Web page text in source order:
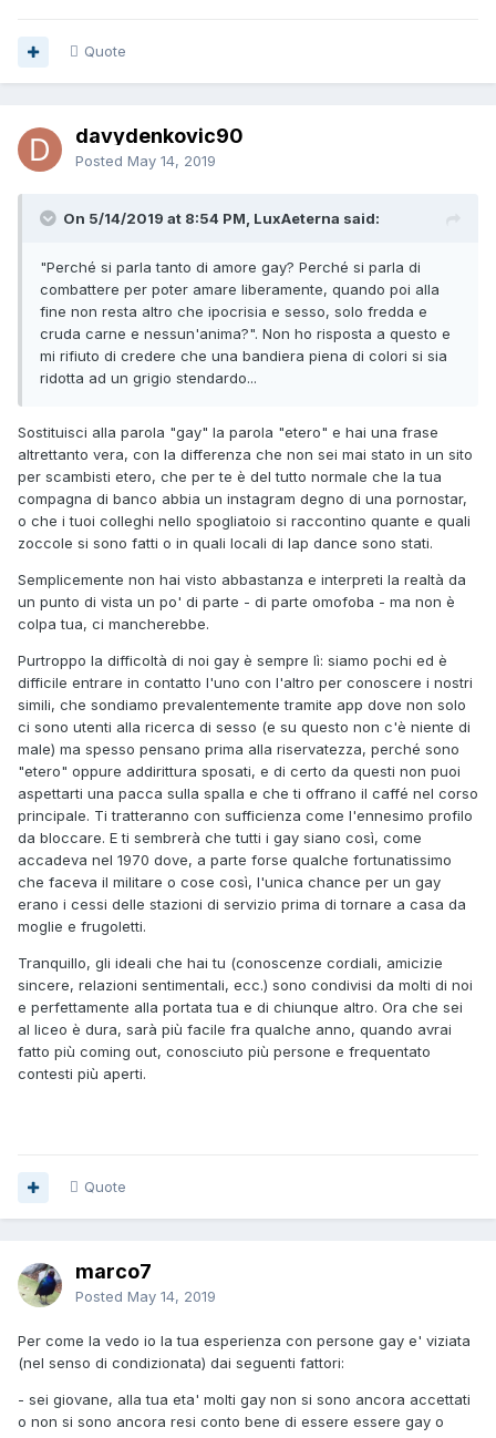
Quote
davydenkovic90
Posted May 14, 2019
On 5/14/2019 at 8:54 PM, LuxAeterna said:
"Perché si parla tanto di amore gay? Perché si parla di
combattere per poter amare liberamente, quando poi alla
fine non resta altro che ipocrisia e sesso, solo fredda e
cruda carne e nessun'anima?". Non ho risposta a questo e
mi rifiuto di credere che una bandiera piena di colori si sia
ridotta ad un grigio stendardo...
Sostituisci alla parola "gay" la parola "etero" e hai una frase
altrettanto vera, con la differenza che non sei mai stato in un sito
per scambisti etero, che per te è del tutto normale che la tua
compagna di banco abbia un instagram degno di una pornostar,
o che i tuoi colleghi nello spogliatoio si raccontino quante e quali
zoccole si sono fatti o in quali locali di lap dance sono stati.
Semplicemente non hai visto abbastanza e interpreti la realtà da
un punto di vista un po' di parte - di parte omofoba - ma non è
colpa tua, ci mancherebbe.
Purtroppo la difficoltà di noi gay è sempre lì: siamo pochi ed è
difficile entrare in contatto l'uno con l'altro per conoscere i nostri
simili, che sondiamo prevalentemente tramite app dove non solo
ci sono utenti alla ricerca di sesso (e su questo non c'è niente di
male) ma spesso pensano prima alla riservatezza, perché sono
"etero" oppure addirittura sposati, e di certo da questi non puoi
aspettarti una pacca sulla spalla e che ti offrano il caffé nel corso
principale. Ti tratteranno con sufficienza come l'ennesimo profilo
da bloccare. E ti sembrerà che tutti i gay siano così, come
accadeva nel 1970 dove, a parte forse qualche fortunatissimo
che faceva il militare o cose così, l'unica chance per un gay
erano i cessi delle stazioni di servizio prima di tornare a casa da
moglie e frugoletti.
Tranquillo, gli ideali che hai tu (conoscenze cordiali, amicizie
sincere, relazioni sentimentali, ecc.) sono condivisi da molti di noi
e perfettamente alla portata tua e di chiunque altro. Ora che sei
al liceo è dura, sarà più facile fra qualche anno, quando avrai
fatto più coming out, conosciuto più persone e frequentato
contesti più aperti.
Quote
marco7
Posted May 14, 2019
Per come la vedo io la tua esperienza con persone gay e' viziata
(nel senso di condizionata) dai seguenti fattori:
- sei giovane, alla tua eta' molti gay non si sono ancora accettati
o non si sono ancora resi conto bene di essere essere gay o